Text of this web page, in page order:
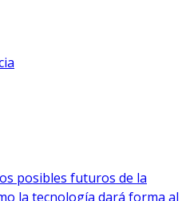
posibles futuros de la
la tecnología dará forma al